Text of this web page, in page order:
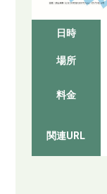
日時
場所
料金
関連URL